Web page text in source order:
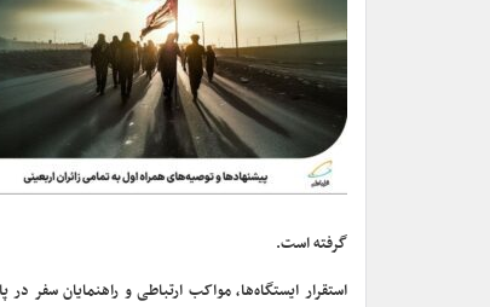
گرفته است.
استقرار ایستگاه‌ها، مواکب ارتباطی و راهنمایان سفر